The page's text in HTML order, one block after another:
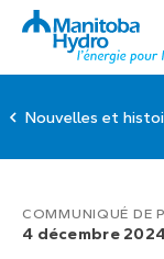
Nouvelles et
COMMUNIQUÉ DE
4 décembre